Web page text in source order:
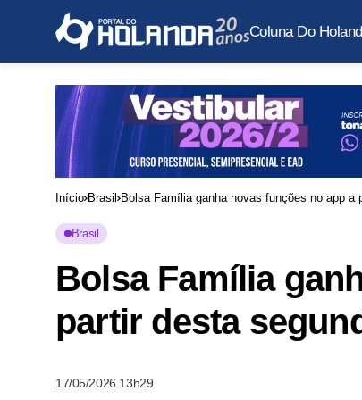
Coluna Do
Início Brasil Bolsa Família ganha novas funções no app a
Brasil
Bolsa Família
partir desta
17/05/2026 13h29